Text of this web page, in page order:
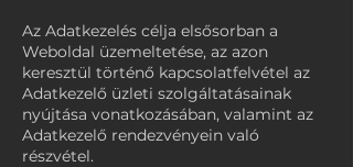
Az Adatkezelés célja elsősorban a
Weboldal üzemeltetése, az azon
keresztül történő kapcsolatfelvétel az
Adatkezelő üzleti szolgáltatásainak
nyújtása vonatkozásában, valamint az
Adatkezelő rendezvényein való
részvétel.